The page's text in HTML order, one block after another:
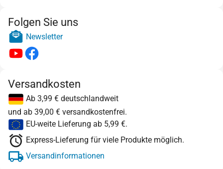
Folgen Sie uns
Newsletter
Versandkosten
Ab 3,99 € deutschlandweit
und ab 39,00 € versandkostenfrei.
EU-weite Lieferung ab 5,99 €.
Express-Lieferung für viele Produkte möglich.
Versandinformationen